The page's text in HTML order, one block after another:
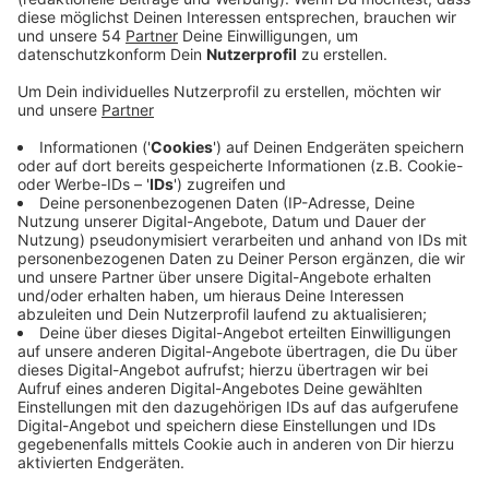
Wann ist Sommeranfang?
Heute beginnt der Sommer meteorologisch.
Kalendarisch gibts ja auch noch.
Anzeige